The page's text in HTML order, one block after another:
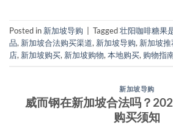
Posted in 新加坡导购 Tagged壮阳咖啡糖果
品, 新加坡合法购买渠道, 新加坡导购, 新加坡推
店, 新加坡购买, 新加坡购物,本地购买, 购物指
新加坡导购
威而钢在新加坡合法吗？
购买须知